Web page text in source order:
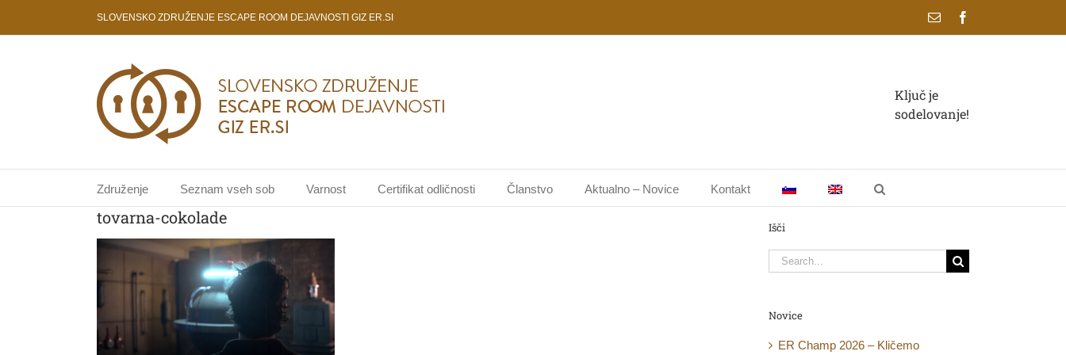
SLOVENSKO ZDRUŽENJE ESCAPE ROOM DEJAVNOSTI GIZ ER.SI Email
Ključ je
sodelovanje!
Združenje Seznam vseh sob Varnost Certifikat odličnosti Članstvo Aktualno – Novice Kontakt
tovarna-cokolade
Išči
Search
for:
Novice
ER Champ 2026 – Kličemo